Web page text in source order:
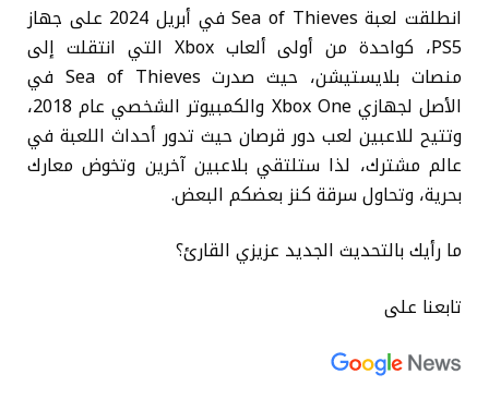
انطلقت لعبة Sea of ​​Thieves في أبريل 2024 على جهاز
PS5، كواحدة من أولى ألعاب Xbox التي انتقلت إلى
منصات بلايستيشن، حيث صدرت Sea of ​​Thieves في
الأصل لجهازي Xbox One والكمبيوتر الشخصي عام 2018،
وتتيح للاعبين لعب دور قرصان حيث تدور أحداث اللعبة في
عالم مشترك، لذا ستلتقي بلاعبين آخرين وتخوض معارك
بحرية، وتحاول سرقة كنز بعضكم البعض.
ما رأيك بالتحديث الجديد عزيزي القارئ؟
تابعنا على